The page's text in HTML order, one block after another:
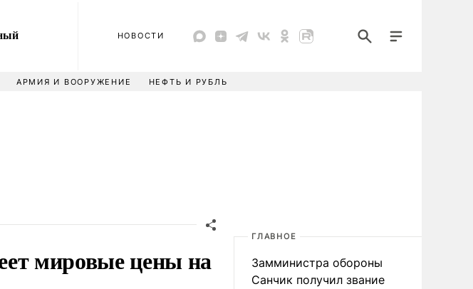
НОВОСТИ
АРМИЯ И ВООРУЖЕНИЕ НЕФТЬ И РУБЛЬ
мировые цены на
ГЛАВНОЕ
Замминистра обороны
Санчик получил звание